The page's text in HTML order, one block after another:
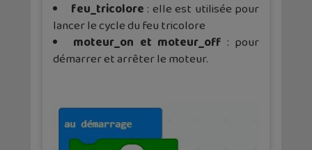
feu_tricolore : elle est utilisée pour
lancer le cycle du feu tricolore
moteur_on et moteur_off : pour
démarrer et arrêter le moteur.